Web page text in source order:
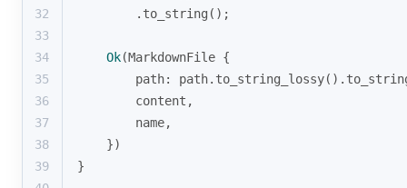
32
        .to_string();
33
34
Ok(MarkdownFile {
35
path:
36
        content,
37
        name,
38
    })
39
}